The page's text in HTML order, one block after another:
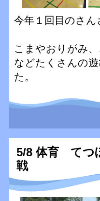
今年１回目のさ
こまやおりがみ
などたくさんの
た。
5/8 体育 てつ
戦